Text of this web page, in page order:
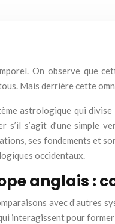
On observe que
Mais derrière cette
astrologique qui
s’agit d’une simple
ses fondements et
occidentaux.
anglais :
avec d’autres
interagissent pour